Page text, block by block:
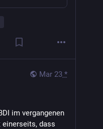
Mar 23 *
im vergangenen
einerseits, dass